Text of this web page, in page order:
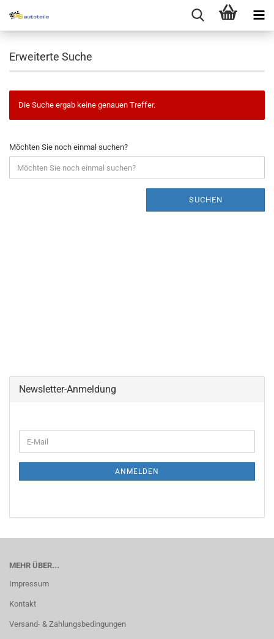
Erweiterte Suche
Die Suche ergab keine genauen Treffer.
Möchten Sie noch einmal suchen?
SUCHEN
Newsletter-Anmeldung
ANMELDEN
MEHR ÜBER...
Impressum
Kontakt
Versand- & Zahlungsbedingungen